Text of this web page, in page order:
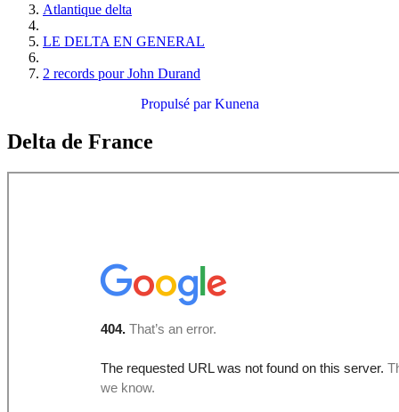
Atlantique delta
LE DELTA EN GENERAL
2 records pour John Durand
Propulsé parKunena
Delta de France